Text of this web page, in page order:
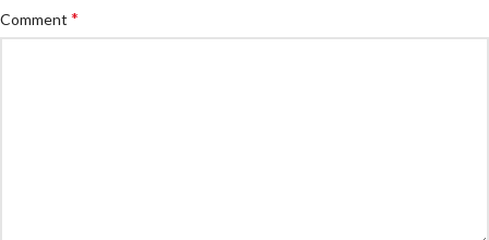
Comment *